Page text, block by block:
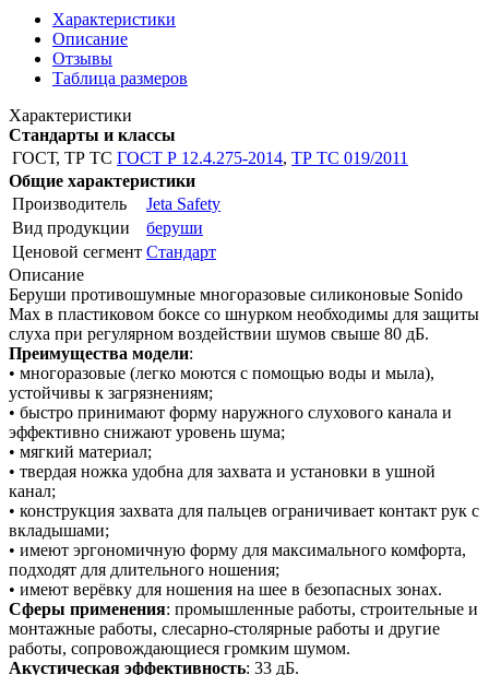
Характеристики
Описание
Отзывы
Таблица размеров
Характеристики
Стандарты и классы
ГОСТ, ТР ТС ГОСТ Р 12.4.275-2014, ТР ТС 019/2011
Общие характеристики
Производитель
Jeta Safety
Вид продукции
беруши
Ценовой сегмент Стандарт
Описание
Беруши противошумные многоразовые силиконовые Sonido
Max в пластиковом боксе со шнурком необходимы для защиты
слуха при регулярном воздействии шумов свыше 80 дБ.
Преимущества модели:
• многоразовые (легко моются с помощью воды и мыла),
устойчивы к загрязнениям;
• быстро принимают форму наружного слухового канала и
эффективно снижают уровень шума;
• мягкий материал;
• твердая ножка удобна для захвата и установки в ушной
канал;
• конструкция захвата для пальцев ограничивает контакт рук с
вкладышами;
• имеют эргономичную форму для максимального комфорта,
подходят для длительного ношения;
• имеют верёвку для ношения на шее в безопасных зонах.
Сферы применения: промышленные работы, строительные и
монтажные работы, слесарно-столярные работы и другие
работы, сопровождающиеся громким шумом.
Акустическая эффективность: 33 дБ.